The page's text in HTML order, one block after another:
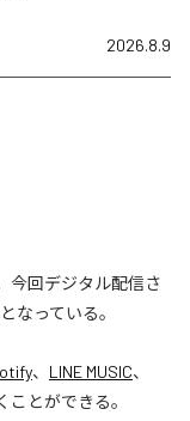
2026.8.9
今回デジタル配信さ
なっている。
、 LINE MUSIC、
とができる。